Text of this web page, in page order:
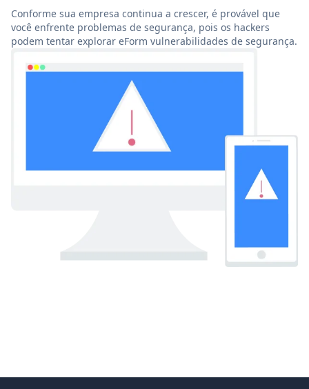
Conforme sua empresa continua a crescer, é provável que
você enfrente problemas de segurança, pois os hackers
podem tentar explorar eForm vulnerabilidades de segurança.